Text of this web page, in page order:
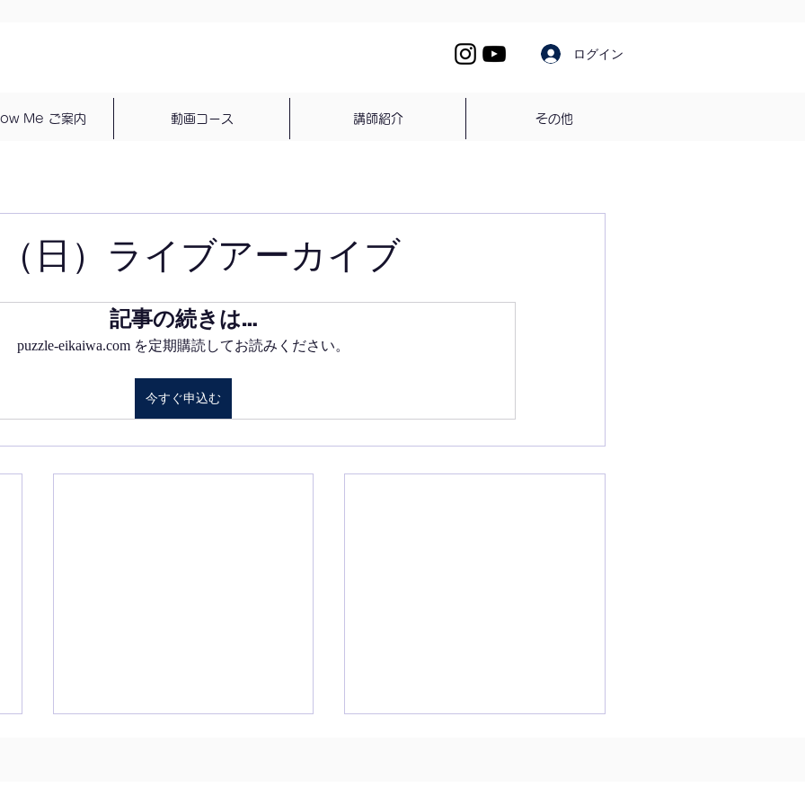
ログイン
Me ご案内 動画コース 講師紹介 その他
日）ライブアーカイブ
記事の続きは…
puzzle-eikaiwa.com を定期購読してお読みください。
今すぐ申込む